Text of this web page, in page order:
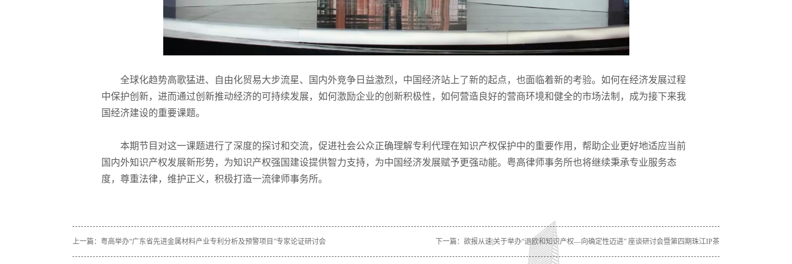
全球化趋势高歌猛进、自由化贸易大步流星、国内外竞争日益激烈，中国经济站上了新的起点，也面临着新的考验。如何在经济发展过程
中保护创新，进而通过创新推动经济的可持续发展，如何激励企业的创新积极性，如何营造良好的营商环境和健全的市场法制，成为接下来我
国经济建设的重要课题。
本期节目对这一课题进行了深度的探讨和交流，促进社会公众正确理解专利代理在知识产权保护中的重要作用，帮助企业更好地适应当前
国内外知识产权发展新形势，为知识产权强国建设提供智力支持，为中国经济发展赋予更强动能。粤高律师事务所也将继续秉承专业服务态
度，尊重法律，维护正义，积极打造一流律师事务所。
上一篇： 粤高举办“广东省先进金属材料产业专利分析及预警项目”专家论证研讨会 下一篇： 欲报从速|关于举办“退欧和知识产权—向确定性迈进” 座谈研讨会暨第四期珠江IP茶